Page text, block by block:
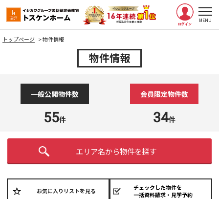
トップページ >物件情報
物件情報
一般公開物件数
55件
会員限定物件数
34件
エリア名から物件を探す
お気に入りリストを見る
チェックした物件を
一括資料請求・見学予約